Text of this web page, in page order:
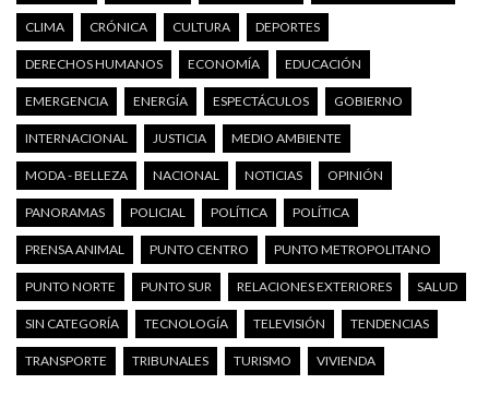
CLIMA CRÓNICA CULTURA DEPORTES
DERECHOS HUMANOS ECONOMÍA EDUCACIÓN
EMERGENCIA ENERGÍA ESPECTÁCULOS GOBIERNO
INTERNACIONAL JUSTICIA MEDIO AMBIENTE
MODA - BELLEZA NACIONAL NOTICIAS OPINIÓN
PANORAMAS POLICIAL POLÍTICA POLÍTICA
PRENSA ANIMAL PUNTO CENTRO PUNTO METROPOLITANO
PUNTO NORTE PUNTO SUR RELACIONES EXTERIORES SALUD
SIN CATEGORÍA TECNOLOGÍA TELEVISIÓN TENDENCIAS
TRANSPORTE TRIBUNALES TURISMO VIVIENDA